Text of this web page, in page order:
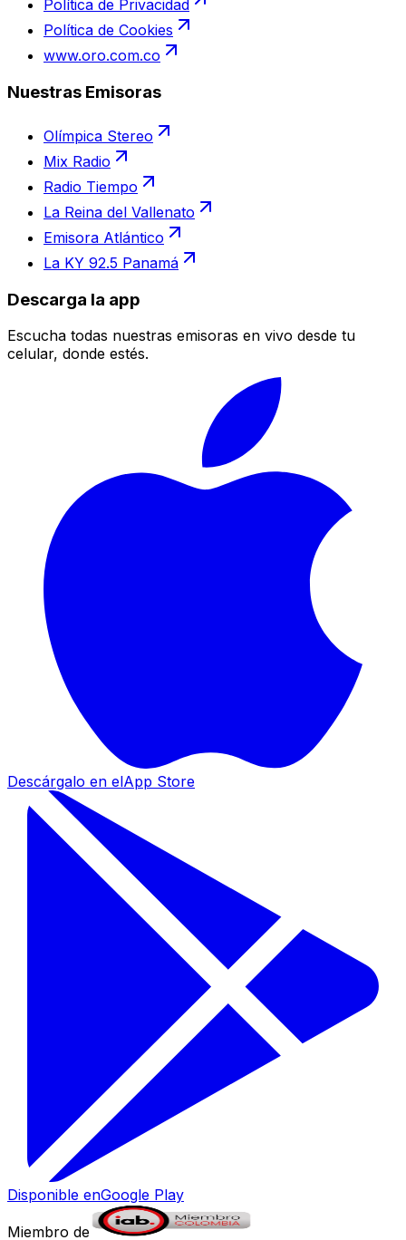
Política de Privacidad
Política de Cookies
www.oro.com.co
Nuestras Emisoras
Olímpica Stereo
Mix Radio
Radio Tiempo
La Reina del Vallenato
Emisora Atlántico
La KY 92.5 Panamá
Descarga la app
Escucha todas nuestras emisoras en vivo desde tu
celular, donde estés.
Descárgalo en elApp Store
Disponible enGoogle Play
Miembro de